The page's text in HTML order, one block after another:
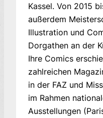
Kassel. Von 2015
außerdem
Illustration und
Dorgathen an der
Ihre Comics
zahlreichen
in der FAZ und
im Rahmen
Ausstellungen